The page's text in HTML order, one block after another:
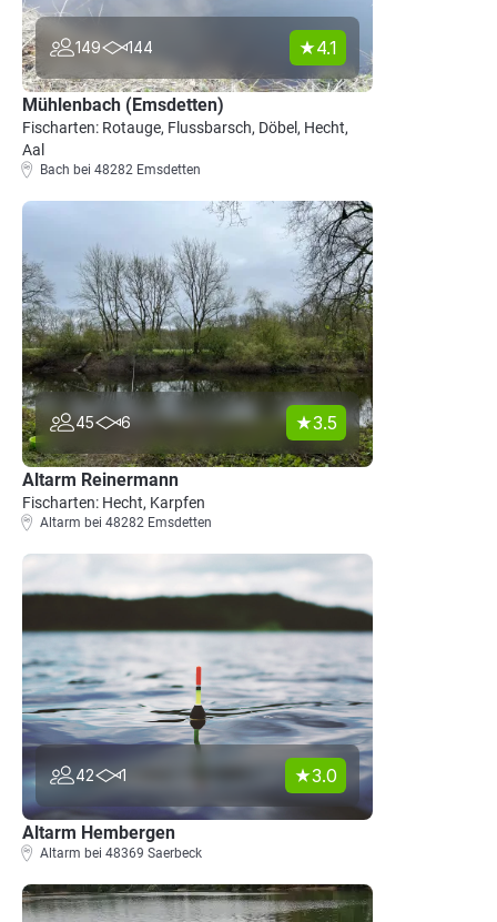
149 144 4.1
Mühlenbach (Emsdetten)
Fischarten: Rotauge, Flussbarsch, Döbel, Hecht,
Aal
Bach bei 48282 Emsdetten
45 6 3.5
Altarm Reinermann
Fischarten: Hecht, Karpfen
Altarm bei 48282 Emsdetten
42 1 3.0
Altarm Hembergen
Altarm bei 48369 Saerbeck